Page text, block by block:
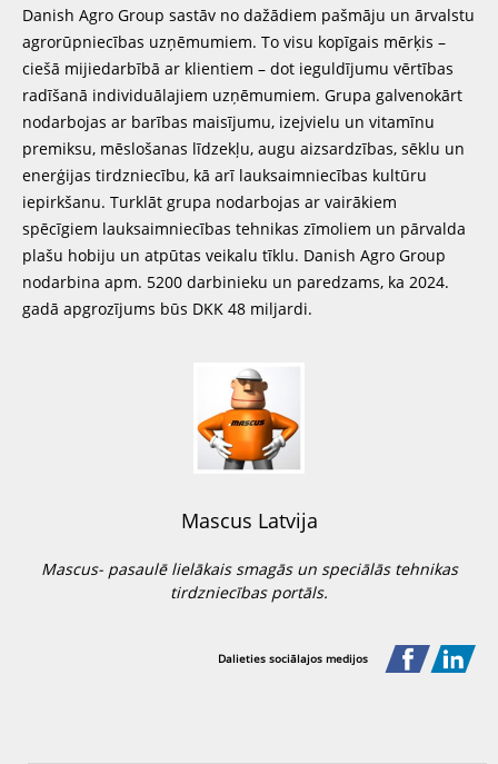
Danish Agro Group sastāv no dažādiem pašmāju un ārvalstu
agrorūpniecības uzņēmumiem. To visu kopīgais mērķis –
ciešā mijiedarbībā ar klientiem – dot ieguldījumu vērtības
radīšanā individuālajiem uzņēmumiem. Grupa galvenokārt
nodarbojas ar barības maisījumu, izejvielu un vitamīnu
premiksu, mēslošanas līdzekļu, augu aizsardzības, sēklu un
enerģijas tirdzniecību, kā arī lauksaimniecības kultūru
iepirkšanu. Turklāt grupa nodarbojas ar vairākiem
spēcīgiem lauksaimniecības tehnikas zīmoliem un pārvalda
plašu hobiju un atpūtas veikalu tīklu. Danish Agro Group
nodarbina apm. 5200 darbinieku un paredzams, ka 2024.
gadā apgrozījums būs DKK 48 miljardi.
Mascus Latvija
Mascus- pasaulē lielākais smagās un speciālās tehnikas
tirdzniecības portāls.
Dalieties sociālajos medijos